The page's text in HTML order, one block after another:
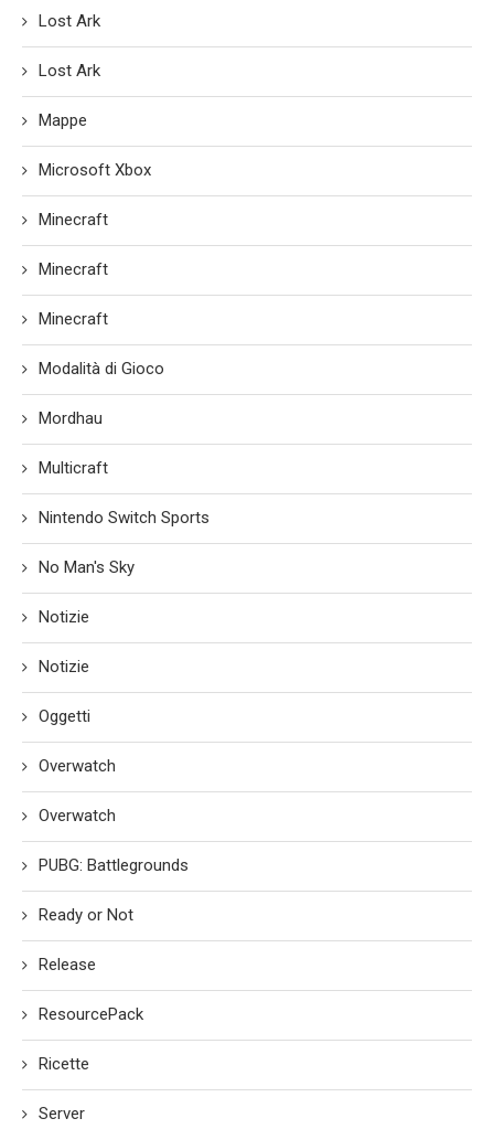
Lost Ark
Lost Ark
Mappe
Microsoft Xbox
Minecraft
Minecraft
Minecraft
Modalità di Gioco
Mordhau
Multicraft
Nintendo Switch Sports
No Man's Sky
Notizie
Notizie
Oggetti
Overwatch
Overwatch
PUBG: Battlegrounds
Ready or Not
Release
ResourcePack
Ricette
Server